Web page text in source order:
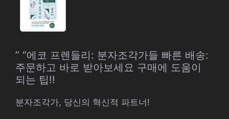
” “에코 프렌들리: 분자조각가들 빠른 배송:
주문하고 바로 받아보세요 구매에 도움이
되는 팁!!
분자조각가, 당신의 혁신적 파트너!